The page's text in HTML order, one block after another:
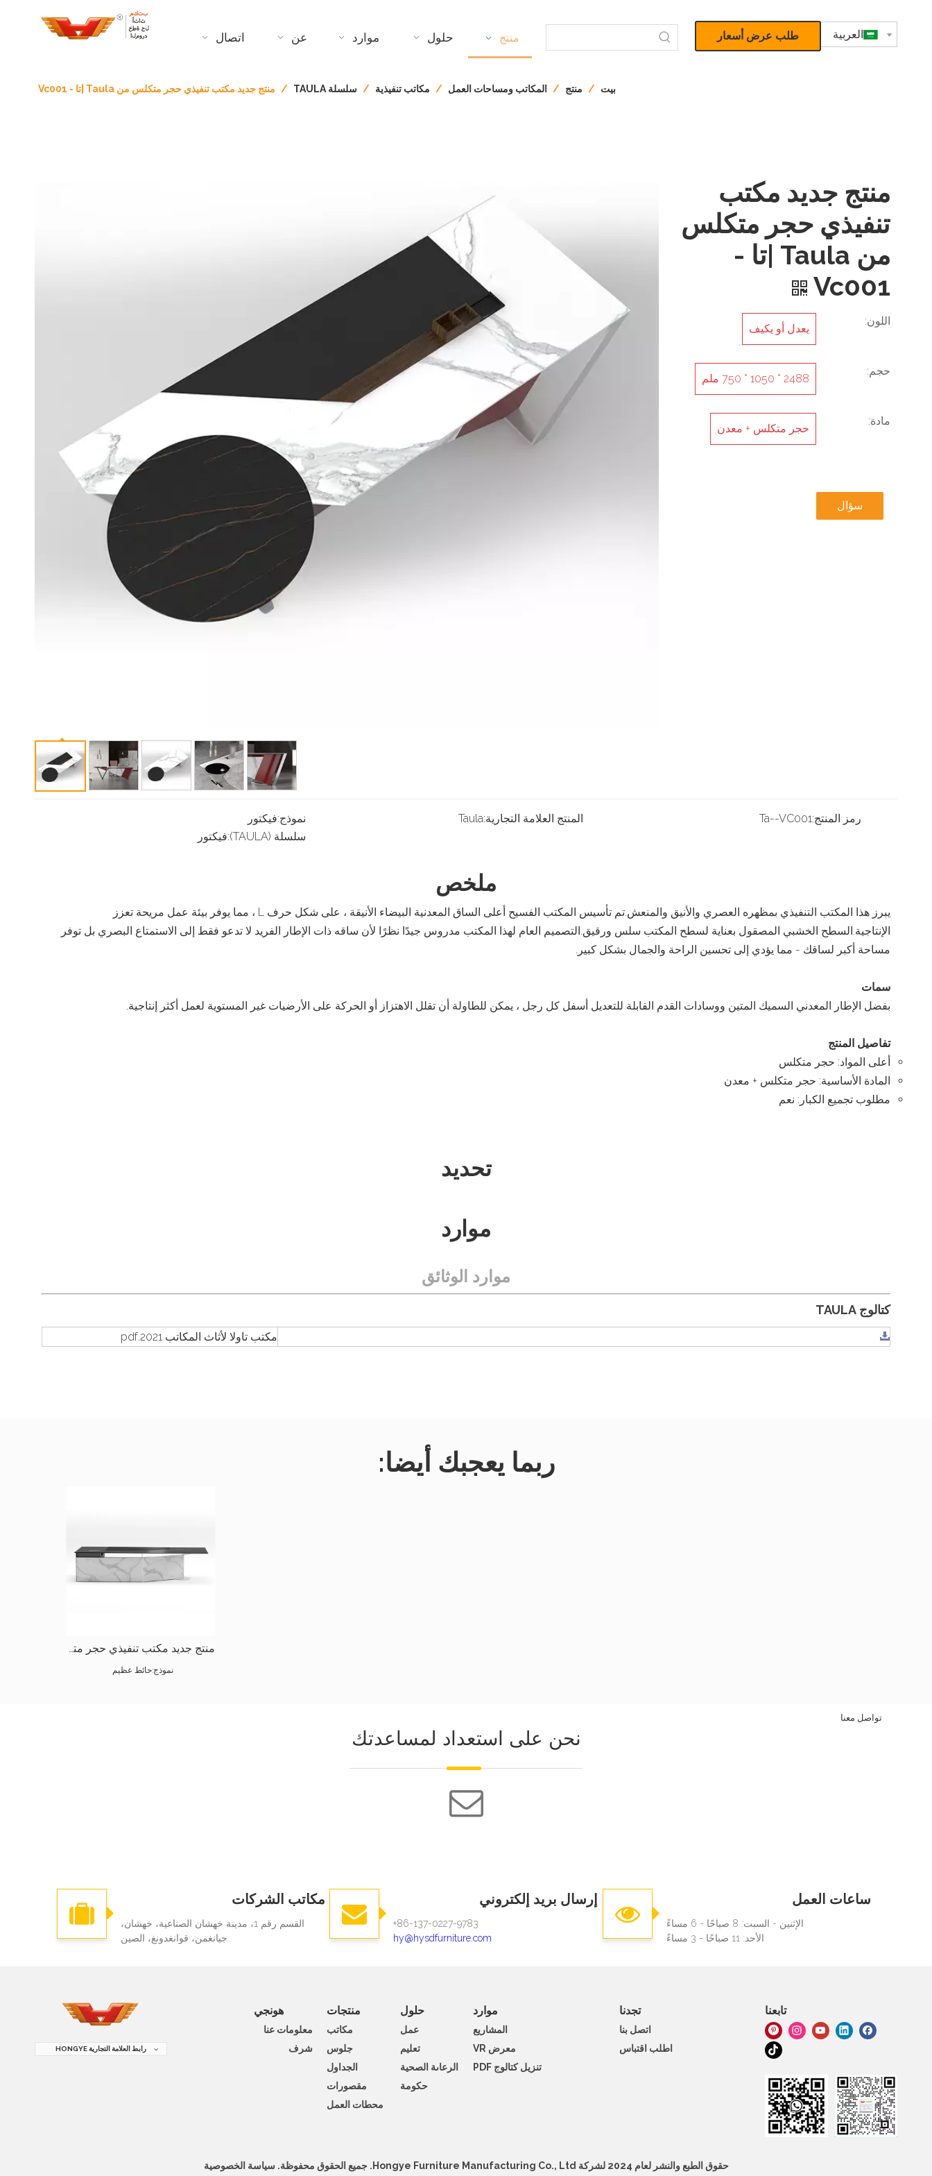
منتج حلول موارد عن اتصال طلب عرض أسعار العربية
بيت / منتج / المكاتب ومساحات العمل / مكاتب تنفيذية / سلسلة TAULA / منتج جديد مكتب تنفيذي حجر متكلس من Taula |تا - Vc001
منتج جديد مكتب
تنفيذي حجر متكلس
من Taula |تا -
Vc001
اللون:
يعدل أو يكيف
حجم:
2488 * 1050 * 750 ملم
مادة:
حجر متكلس + معدن
سؤال
نموذج:فيكتور المنتج العلامة التجارية:Taula رمز المنتج:Ta--VC001
سلسلة (TAULA):
فيكتور
ملخص
يبرز هذا المكتب التنفيذي بمظهره العصري والأنيق والمنعش.تم تأسيس المكتب الفسيح أعلى الساق المعدنية البيضاء الأنيقة ، على شكل حرف L ، مما يوفر بيئة عمل مريحة تعزز
الإنتاجية.السطح الخشبي المصقول بعناية لسطح المكتب سلس ورقيق.التصميم العام لهذا المكتب مدروس جيدًا نظرًا لأن ساقه ذات الإطار الفريد لا تدعو فقط إلى الاستمتاع البصري بل توفر
مساحة أكبر لساقك - مما يؤدي إلى تحسين الراحة والجمال بشكل كبير.
سمات
بفضل الإطار المعدني السميك المتين ووسادات القدم القابلة للتعديل أسفل كل رجل ، يمكن للطاولة أن تقلل الاهتزاز أو الحركة على الأرضيات غير المستوية لعمل أكثر إنتاجية.
تفاصيل المنتج
أعلى المواد: حجر متكلس
المادة الأساسية: حجر متكلس + معدن
مطلوب تجميع الكبار: نعم
تحديد
موارد
موارد الوثائق
كتالوج TAULA
مكتب تاولا لأثاث المكاتب 2021.pdf
ربما يعجبك أيضا:
منتج جديد مكتب تنفيذي حجر متكلس من Taula |تا - GW001
نموذج:حائط عظيم
تواصل معنا
نحن على استعداد لمساعدتك
مكاتب الشركات
القسم رقم 1، مدينة خهشان الصناعية، خهشان،
جيانغمن، قوانغدونغ، الصين
إرسال بريد إلكتروني
86-137-0227-9783+​​​​​​
hy@hysdfurniture.com
ساعات العمل
الإثنين - السبت: 8 صباحًا - 6 مساءً
الأحد: 11 صباحًا - 3 مساءً
رابط العلامة التجارية HONGYE
هونجي
معلومات عنا
شرف
منتجات
مكاتب
جلوس
الجداول
مقصورات
محطات العمل
حلول
عمل
تعليم
الرعاىة الصحية
حكومة
موارد
المشاريع
معرض VR
تنزيل كتالوج PDF
تجدنا
اتصل بنا
اطلب اقتباس
تابعنا
حقوق الطبع والنشر لعام 2024 لشركة Hongye Furniture Manufacturing Co., Ltd. جميع الحقوق محفوظة. سياسة الخصوصية